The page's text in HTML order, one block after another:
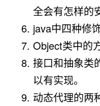
全会有怎样的
java中四种修
Object类中的
接口和抽象类
以有实现。
动态代理的两